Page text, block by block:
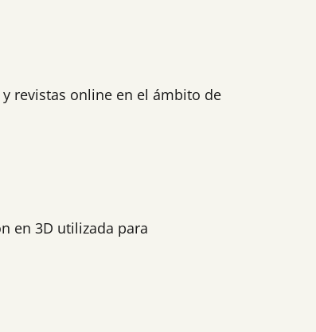
revistas online en el ámbito de
en 3D utilizada para